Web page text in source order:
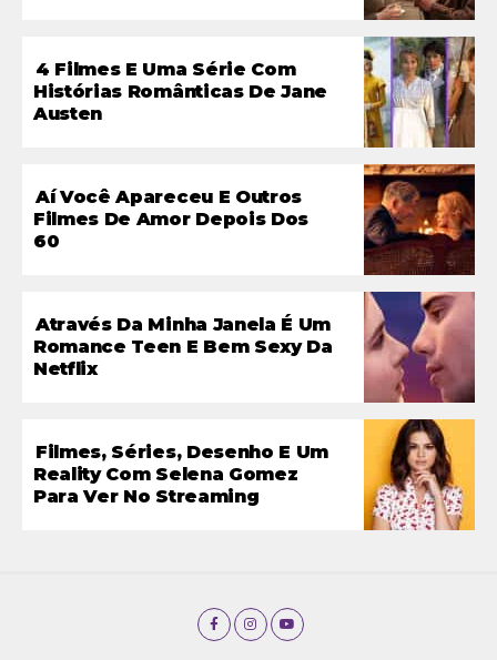
4 Filmes E Uma Série Com
Histórias Românticas De Jane
Austen
Aí Você Apareceu E Outros
Filmes De Amor Depois Dos
60
Através Da Minha Janela É Um
Romance Teen E Bem Sexy Da
Netflix
Filmes, Séries, Desenho E Um
Reality Com Selena Gomez
Para Ver No Streaming